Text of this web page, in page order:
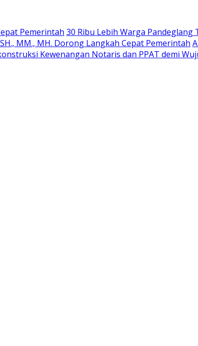
Pemerintah 30 Ribu Lebih Warga Pandeglang
MM., MH. Dorong Langkah Cepat Pemerintah
Kewenangan Notaris dan PPAT demi